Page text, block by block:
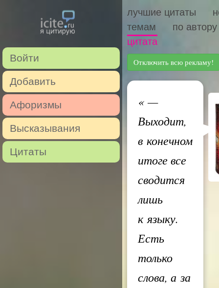
Войти
Добавить
Афоризмы
Высказывания
Цитаты
лучшие цитаты
темам
по автору
цитата
Отключить всю рекламу!
«—
Выходит,
в конечном
итоге все
сводится
лишь
к языку.
Есть
только
слова, а за